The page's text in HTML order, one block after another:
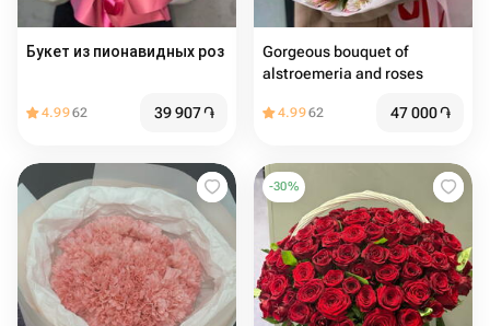
Букет из пионавидных роз
4.9962 39 907֏
Gorgeous bouquet of
alstroemeria and roses
4.9962 47 000֏
-30%